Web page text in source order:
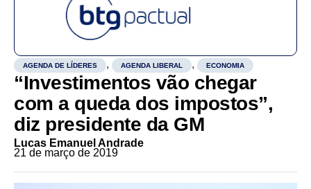
AGENDA DE LÍDERES , AGENDA LIBERAL , ECONOMIA
“Investimentos vão chegar
com a queda dos impostos”,
diz presidente da GM
Lucas Emanuel Andrade
21 de março de 2019